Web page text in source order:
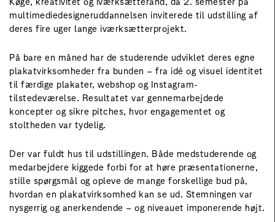
multimediedesigneruddannelsen inviterede til udstilling af
deres fire uger lange iværksætterprojekt.
På bare en måned har de studerende udviklet deres egne
plakatvirksomheder fra bunden – fra idé og visuel identitet
til færdige plakater, webshop og Instagram-
tilstedeværelse. Resultatet var gennemarbejdede
koncepter og sikre pitches, hvor engagementet og
stoltheden var tydelig.
Der var fuldt hus til udstillingen. Både medstuderende og
medarbejdere kiggede forbi for at høre præsentationerne,
stille spørgsmål og opleve de mange forskellige bud på,
hvordan en plakatvirksomhed kan se ud. Stemningen var
nysgerrig og anerkendende – og niveauet imponerende højt.